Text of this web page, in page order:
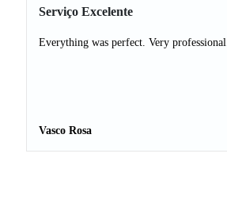
Serviço Excelente
Everything was perfect. Very
Vasco Rosa